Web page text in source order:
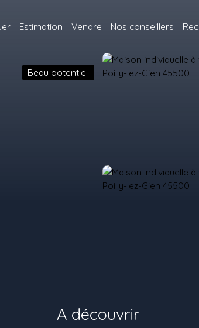
Estimation Vendre Nos conseillers
Beau potentiel
A découvrir